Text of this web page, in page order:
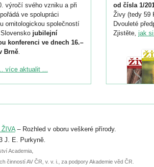
výročí svého vzniku a při
ve spolupráci
ornitologickou společností
jubilejní
konferenci ve dnech 16.–
Brně.
ke konferenci
můžete do 6. září.
přednášky nebo
června.
více aktualit ...
od čísla 1/
Živy (tedy 59
Dvouleté
Zjistěte, jak
– Rozhled v oboru veškeré přírody.
J. E. Purkyně.
Academia,
činností AV ČR, v. v. i., za podpory Akademie věd ČR.